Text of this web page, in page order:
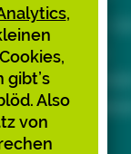
erstellen. Um
zu
mehr zu nutzen
über deren
,
gibt’s
Also
von